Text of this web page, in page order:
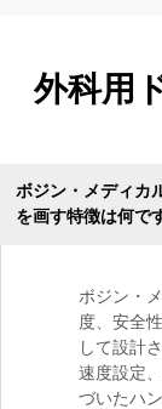
外科用
ボジン・メディカ
を画す特徴は何で
ボジン・
度、安全
して設計
速度設定
づいたハ